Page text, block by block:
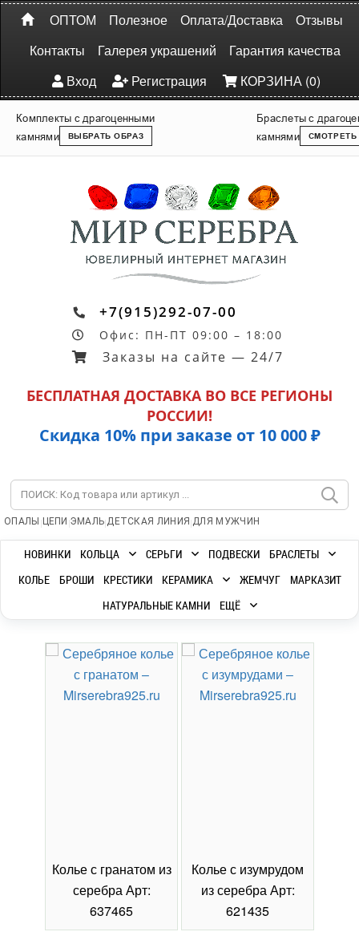
ОПТОМ Полезное Оплата/Доставка
Отзывы
Контакты
Галерея украшений
Гарантия качества
Вход
Регистрация КОРЗИНА (0)
Комплекты с драгоценными
камнями
ВЫБРАТЬ ОБРАЗ
Браслеты с
камнями
СМОТРЕТЬ
+7(915)292-07-00
Офис: ПН-ПТ 09:00 – 18:00
Заказы на сайте — 24/7
БЕСПЛАТНАЯ ДОСТАВКА ВО ВСЕ РЕГИОНЫ
РОССИИ!
Скидка 10% при заказе от 10 000 ₽
ОПАЛЫ | ЦЕПИ |ЭМАЛЬ|ДЕТСКАЯ ЛИНИЯ |ДЛЯ МУЖЧИН
НОВИНКИ КОЛЬЦА СЕРЬГИ ПОДВЕСКИ
БРАСЛЕТЫ
КОЛЬЕ
БРОШИ КРЕСТИКИ КЕРАМИКА ЖЕМЧУГ
МАРКАЗИТ
НАТУРАЛЬНЫЕ КАМНИ
ЕЩЁ
Колье с гранатом из
серебра Арт:
637465
Колье с изумрудом
из серебра Арт:
621435